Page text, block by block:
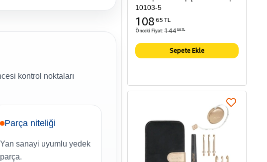
kontrol noktaları
Parça niteliği
Yan sanayi uyumlu yedek
parça.
10103-5
108 65 TL
Önceki Fiyat:144 86 TL
Sepete Ekle